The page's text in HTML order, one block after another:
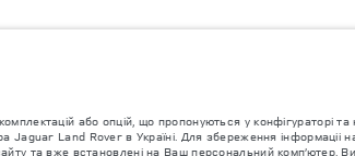
Road, Whitley, Coventry CV3 4LF. Registered in England No:
Land Rover в Україні.
або опцій, що пропонуються у конфігураторі
Jaguar Land Rover в Україні. Для збереження
та вже встановлені на Ваш персональний